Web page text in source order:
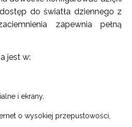
do światła dziennego z
zapewnia pełną
jest w:
i ekrany,
o wysokiej przepustowości,